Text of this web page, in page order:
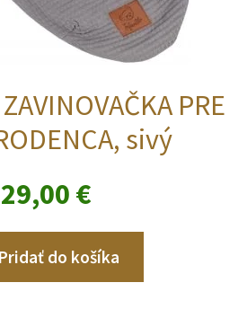
PRE
sivý
29,00 €
Pridať do košíka